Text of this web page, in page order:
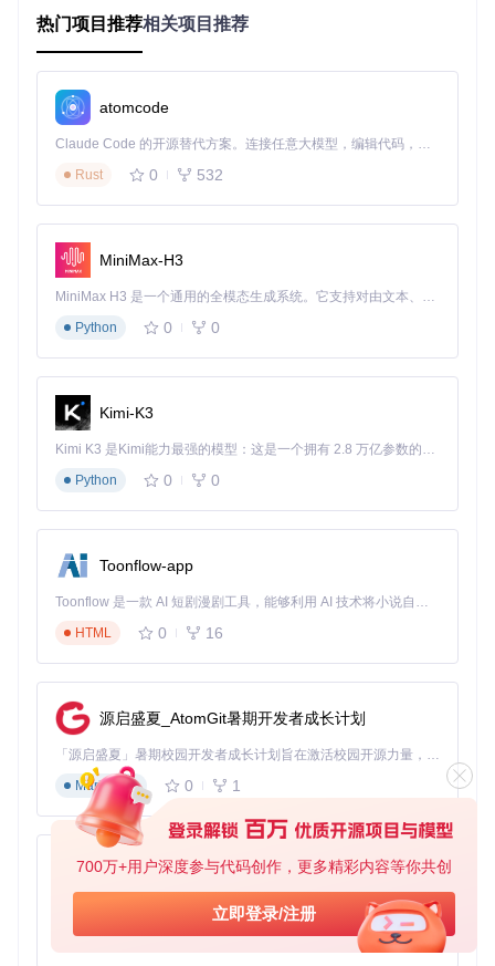
700万+用户深度参与代码创作，更多精彩内容等你共创
立即登录/注册
式
2.3 使用流程：三步实现视频精华提取
视频导入：通过链接、BV号、AV号或历史记录选择目标视
频
参数配置：根据需求选择摘要详细程度和输出格式
智能分析
：系统自动处理并生成结构化摘要
BiliTools视频导入界面，支持多种格式的视频链接输入和历史
记录调用
三、价值验证：效率提升的实证分析
通过实际测试数据，我们可以清晰看到AI总结功能带来的效率
提升：
3.1 时间成本对比
30分钟视频的传统观看：需30分钟完整投入
的结构化摘要
实际时间节省率 ：高达85-90%
在针对100名用户的对比测试中，使用AI总结功能的用户在知
识点记忆测试中的表现比传统观看用户高出27%，且能更准确
地定位关键内容在原视频中的位置。
3.3 资源占用优化
50KB，确保在各种设备上都能流畅使用，不会对系统性能造
成显著影响。
四、场景落地：四大核心应用情境
AI总结功能在不同使用场景中展现出多样化的价值，以下是四
个典型应用案例：
4.1 学习效率提升：从视频课程到知识笔记
：大学生小李需要学习一系列B站技术教程准备期末考
试。他使用BiliTools批量分析10个相关视频，系统自动生成包
含时间戳的结构化笔记，使他能够在一天内完成原本需要3天
的学习内容，最终考试成绩提升20%。
热门项目推荐相关项目推荐
atomcode
Claude Code 的开源替代方案。连接任意大模型，编辑代码，运行命令，自动验证 — 全自动执行。用 Rust 构建，极致性能。 ｜ An open-source alternative to Claude Code. Connect any LLM, edit code, run commands, and verify changes — autonomously. Built in Rust for speed. Get Started
Rust
0 532
MiniMax-H3
MiniMax H3 是一个通用的全模态生成系统。它支持对由文本、图像、视频和音频组成的多模态上下文进行统一理解，并能生成分辨率高达 2K、时长可达 15 秒的带原生立体声音频的视频。得益于面向任务泛化的系统设计，H3 在预训练阶段就已具备广泛的多模态上下文理解与生成能力，能够出色地执行复杂的多模态指令。
Python
0 0
Kimi-K3
Kimi K3 是Kimi能力最强的模型：这是一个拥有 2.8 万亿参数的混合专家（MoE）模型，具备原生视觉理解能力，并支持 100 万 token 的上下文窗口。
Python
0 0
Toonflow-app
Toonflow 是一款 AI 短剧漫剧工具，能够利用 AI 技术将小说自动转化为剧本，并结合 AI 生成的图片和视频，实现高效的短剧创作。借助 Toonflow，可以轻松完成从文字到影像的全流程，让短剧制作变得更加智能与便捷。
HTML
0 16
源启盛夏_AtomGit暑期开发者成长计划
「源启盛夏」暑期校园开发者成长计划旨在激活校园开源力量，通过积分激励、认证扶持、资源倾斜等形式，引导高校组织和开发者完成「入驻 — 建项目 — 做贡献 — 获认证 — 得资源」的完整闭环。无论你是想带领社团入驻平台的组织者，还是希望用代码贡献证明自己的开发者，都能在这里找到属于你的成长路径。
Markdown
0 1
AionUi
免费、本地、开源的 24/7 全天候 Cowork 应用，以及适用于 Gemini CLI、Claude Code、Codex、OpenCode、Qwen Code、Goose CLI、Auggie 等的 OpenClaw | 🌟 喜欢就点star吧
TypeScript
0 6